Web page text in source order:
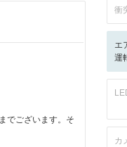
でございます。そ
衝
エ
運
カ